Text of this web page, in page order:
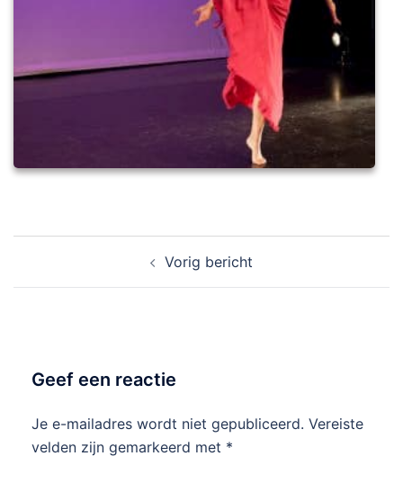
What faith can do
Vorig bericht
Geef een reactie
Je e-mailadres wordt niet gepubliceerd. Vereiste
velden zijn gemarkeerd met *